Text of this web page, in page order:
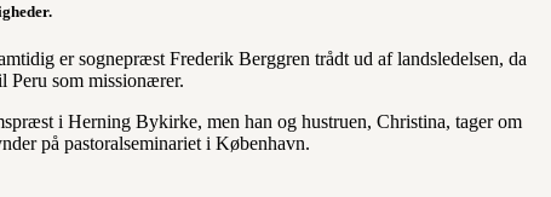
er sognepræst Frederik Berggren trådt ud af landsledelsen, da
Peru som missionærer.
i Herning Bykirke, men han og hustruen, Christina, tager om
på pastoralseminariet i København.